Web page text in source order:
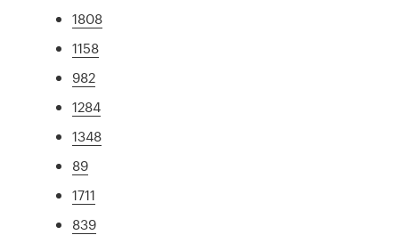
1808
1158
982
1284
1348
89
1711
839